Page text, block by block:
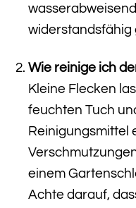
widerstandsfähig
Wie reinige ich
Kleine Flecken
feuchten Tuch
Reinigungsmittel
einem
Achte darauf,